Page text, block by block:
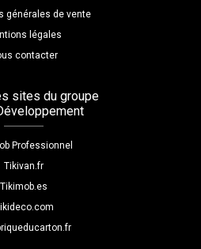
générales de vente
légales
contacter
sites du groupe
Professionnel
Tikivan.fr
Tikimob.es